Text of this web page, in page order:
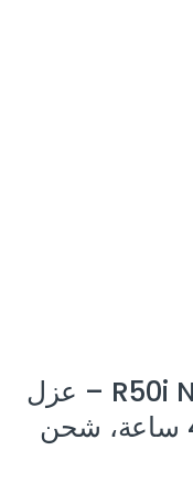
سماعة أنكر ساوند كور R50i NC – عزل
ضوضاء 42dB، بطارية 45 ساعة، شحن